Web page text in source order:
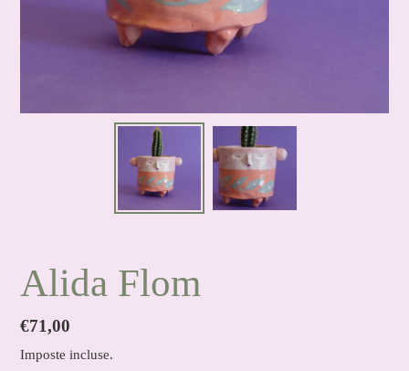
Alida Flom
Prezzo
di
€71,00
Imposte incluse.